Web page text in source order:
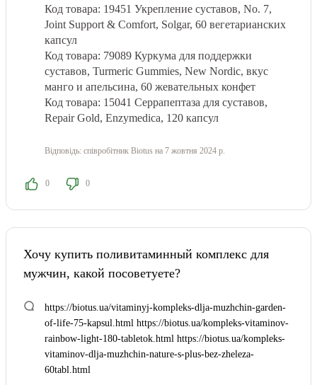
Код товара: 19451 Укрепление суставов, No. 7,
Joint Support & Comfort, Solgar, 60 вегетарианских
капсул
Код товара: 79089 Куркума для поддержки
суставов, Turmeric Gummies, New Nordic, вкус
манго и апельсина, 60 жевательных конфет
Код товара: 15041 Серрапептаза для суставов,
Repair Gold, Enzymedica, 120 капсул
Відповідь: співробітник Biotus на 7 жовтня 2024 р.
0 0
Хочу купить поливитаминный комплекс для
мужчин, какой посоветуете?
https://biotus.ua/vitaminyj-kompleks-dlja-muzhchin-garden-
of-life-75-kapsul.html https://biotus.ua/kompleks-vitaminov-
rainbow-light-180-tabletok.html https://biotus.ua/kompleks-
vitaminov-dlja-muzhchin-nature-s-plus-bez-zheleza-
60tabl.html